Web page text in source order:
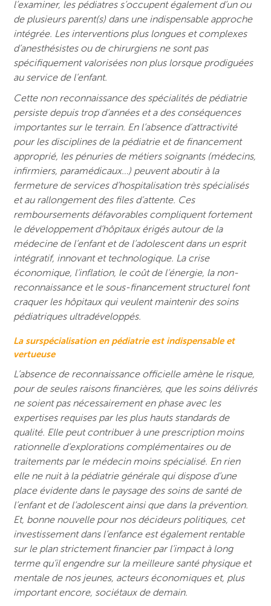
l’examiner, les pédiatres s’occupent également d’un ou
de plusieurs parent(s) dans une indispensable approche
intégrée. Les interventions plus longues et complexes
d’anesthésistes ou de chirurgiens ne sont pas
spécifiquement valorisées non plus lorsque prodiguées
au service de l’enfant.
Cette non reconnaissance des spécialités de pédiatrie
persiste depuis trop d’années et a des conséquences
importantes sur le terrain. En l’absence d’attractivité
pour les disciplines de la pédiatrie et de financement
approprié, les pénuries de métiers soignants (médecins,
infirmiers, paramédicaux…) peuvent aboutir à la
fermeture de services d’hospitalisation très spécialisés
et au rallongement des files d’attente. Ces
remboursements défavorables compliquent fortement
le développement d’hôpitaux érigés autour de la
médecine de l’enfant et de l’adolescent dans un esprit
intégratif, innovant et technologique. La crise
économique, l’inflation, le coût de l’énergie, la non-
reconnaissance et le sous-financement structurel font
craquer les hôpitaux qui veulent maintenir des soins
pédiatriques ultradéveloppés.
La surspécialisation en pédiatrie est indispensable et
vertueuse
L’absence de reconnaissance officielle amène le risque,
pour de seules raisons financières, que les soins délivrés
ne soient pas nécessairement en phase avec les
expertises requises par les plus hauts standards de
qualité. Elle peut contribuer à une prescription moins
rationnelle d’explorations complémentaires ou de
traitements par le médecin moins spécialisé. En rien
elle ne nuit à la pédiatrie générale qui dispose d’une
place évidente dans le paysage des soins de santé de
l’enfant et de l’adolescent ainsi que dans la prévention.
Et, bonne nouvelle pour nos décideurs politiques, cet
investissement dans l’enfance est également rentable
sur le plan strictement financier par l’impact à long
terme qu’il engendre sur la meilleure santé physique et
mentale de nos jeunes, acteurs économiques et, plus
important encore, sociétaux de demain.